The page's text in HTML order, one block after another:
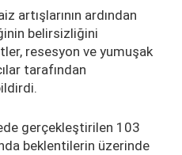
artışlarının ardından
belirsizliğini
resesyon ve yumuşak
tarafından
gerçekleştirilen 103
beklentilerin üzerinde